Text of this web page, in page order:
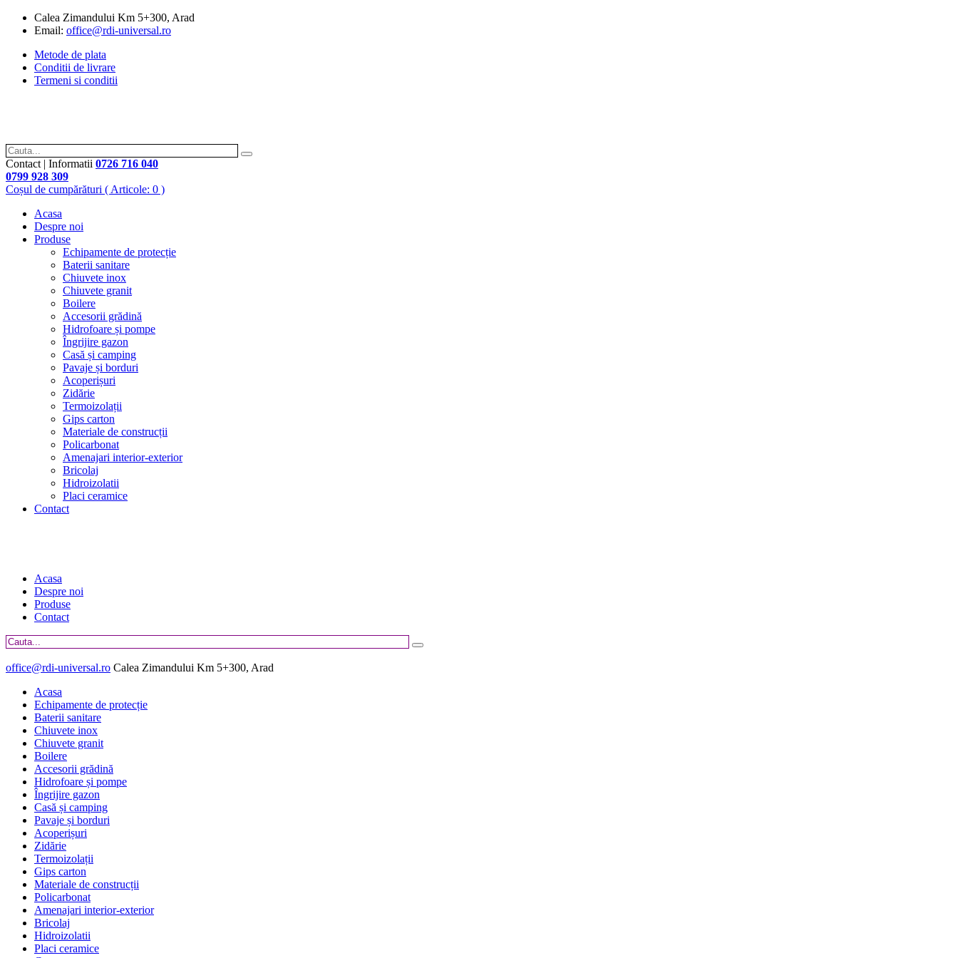
Calea Zimandului Km 5+300, Arad
Email: office@rdi-universal.ro
Metode de plata
Conditii de livrare
Termeni si conditii
Contact | Informatii 0726 716 040
0799 928 309
Coșul de cumpărături ( Articole: 0 )
Acasa
Despre noi
Produse
Echipamente de protecție
Baterii sanitare
Chiuvete inox
Chiuvete granit
Boilere
Accesorii grădină
Hidrofoare și pompe
Îngrijire gazon
Casă și camping
Pavaje și borduri
Acoperișuri
Zidărie
Termoizolații
Gips carton
Materiale de construcții
Policarbonat
Amenajari interior-exterior
Bricolaj
Hidroizolatii
Placi ceramice
Contact
Acasa
Despre noi
Produse
Contact
office@rdi-universal.ro Calea Zimandului Km 5+300, Arad
Acasa
Echipamente de protecție
Baterii sanitare
Chiuvete inox
Chiuvete granit
Boilere
Accesorii grădină
Hidrofoare și pompe
Îngrijire gazon
Casă și camping
Pavaje și borduri
Acoperișuri
Zidărie
Termoizolații
Gips carton
Materiale de construcții
Policarbonat
Amenajari interior-exterior
Bricolaj
Hidroizolatii
Placi ceramice